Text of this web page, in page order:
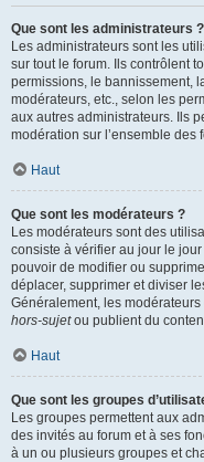
Que sont les administrateurs ?
Les administrateurs sont les
sur tout le forum. Ils contrôlent
permissions, le bannissement,
modérateurs, etc., selon les
aux autres administrateurs. Ils
modération sur l’ensemble des
Haut
Que sont les modérateurs ?
Les modérateurs sont des
consiste à vérifier au jour le
pouvoir de modifier ou
déplacer, supprimer et diviser
Généralement, les
hors-sujetou publient du
Haut
Que sont les groupes
Les groupes permettent aux
des invités au forum et à ses
à un ou plusieurs groupes et